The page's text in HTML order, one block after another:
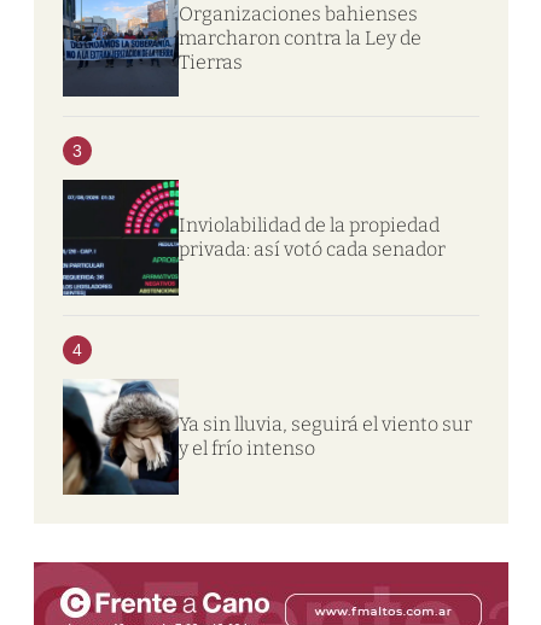
Organizaciones bahienses
marcharon contra la Ley de
Tierras
3
Inviolabilidad de la propiedad
privada: así votó cada senador
4
Ya sin lluvia, seguirá el viento sur
y el frío intenso